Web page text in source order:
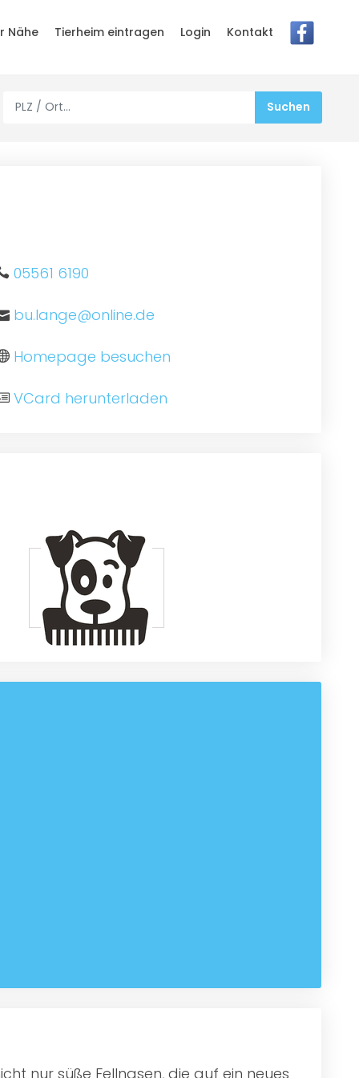
Nähe Tierheim eintragen Login Kontakt
05561 6190
bu.lange@online.de
Homepage besuchen
VCard herunterladen
nur süße Fellnasen, die auf ein neues